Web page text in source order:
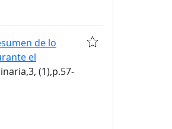
de lo
el
(1),p.57-